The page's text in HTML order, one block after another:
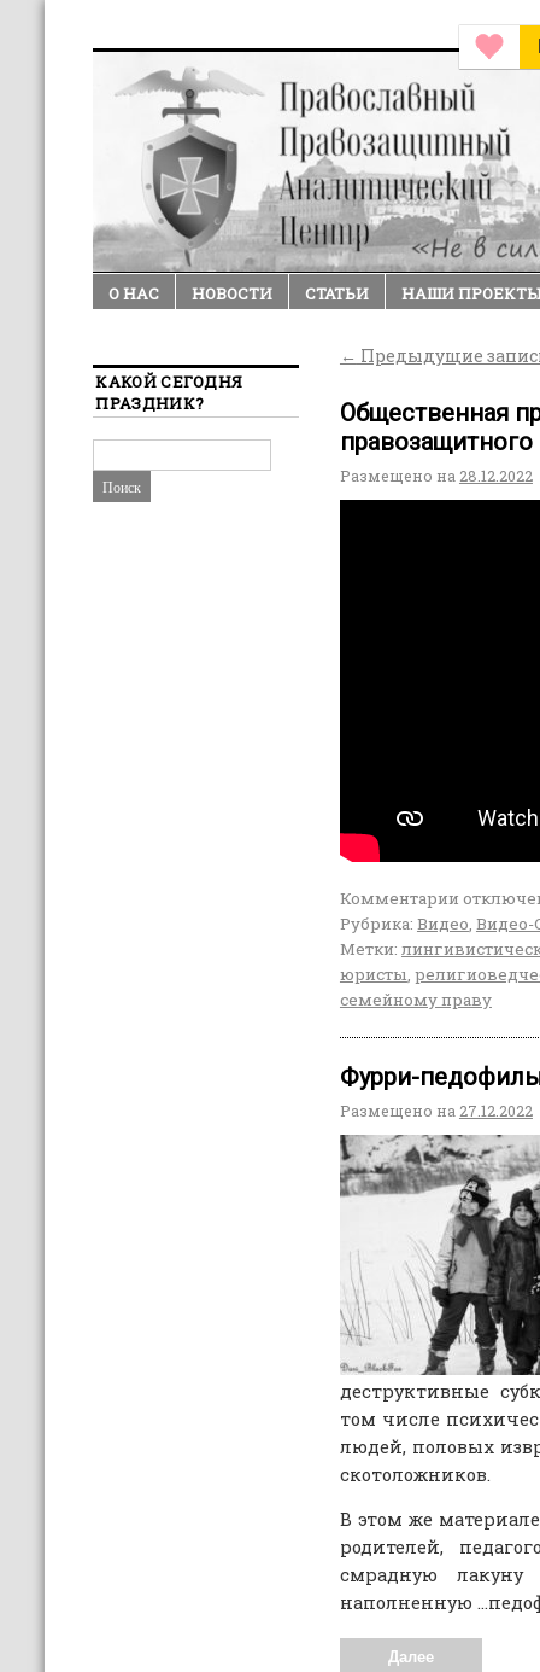
О НАС НОВОСТИ СТАТЬИ НАШИ
← Предыдущие
Общественная
правозащитного
Размещено на 28.12.2022
Комментарии
Рубрика: Видео, Видео-
Метки:
юристы,
семейному праву
Фурри-
Размещено на 27.12.2022
деструктивные
том числе
людей, половых
скотоложников.
В этом же
родителей,
смрадную лакуну
наполненную
Далее
КАКОЙ СЕГОДНЯ
ПРАЗДНИК?